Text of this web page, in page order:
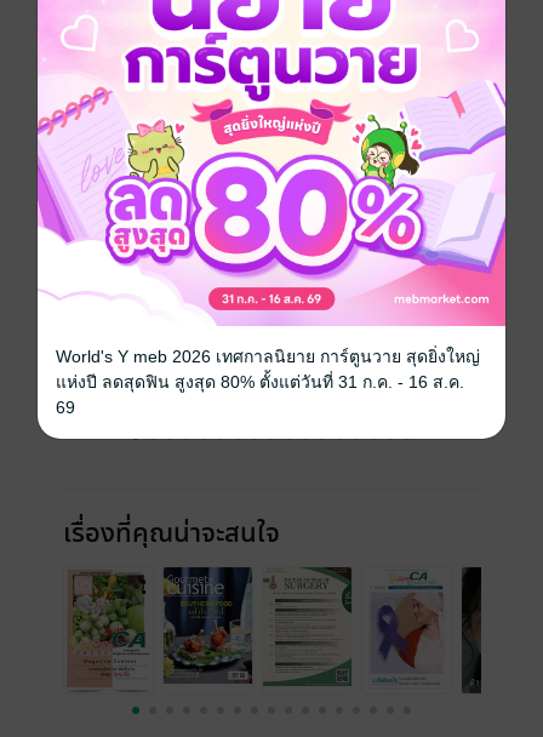
ประเภทไฟล์ pdf
วันที่วางขาย 01 กรกฎาคม 2568
ความยาว 92 หน้า
ราคาปก
ฉบับย้อนหลัง ดูทั้งหมด
เรื่องที่คุณน่าจะสนใจ
World's Y meb 2026 เทศกาลนิยาย การ์ตูนวาย สุดยิ่งใหญ่
แห่งปี ลดสุดฟิน สูงสุด 80% ตั้งแต่วันที่ 31 ก.ค. - 16 ส.ค.
69